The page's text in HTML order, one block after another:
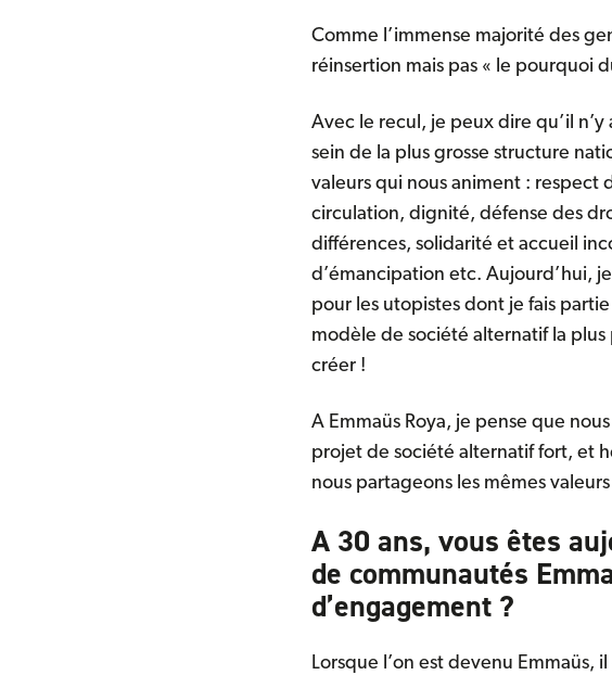
Comme l’immense majorité des
réinsertion mais pas « le pourquoi
Avec le recul, je peux dire qu’il
sein de la plus grosse structure
valeurs qui nous animent : respect
circulation, dignité, défense des
différences, solidarité et accueil
d’émancipation etc. Aujourd’hui,
pour les utopistes dont je fais
modèle de société alternatif la plus
créer !
A Emmaüs Roya, je pense que
projet de société alternatif fort, et
nous partageons les mêmes
A 30 ans, vous êtes
de communautés
d’engagement ?
Lorsque l’on est devenu